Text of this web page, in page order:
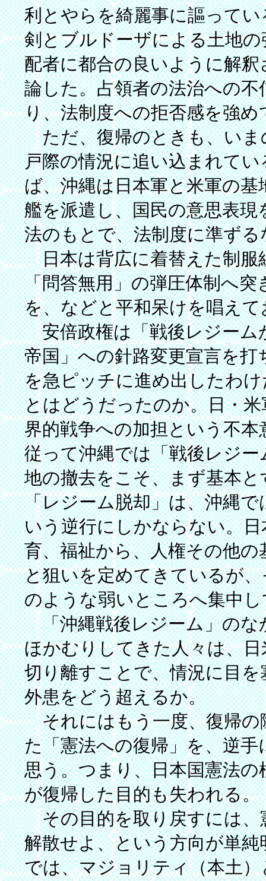
利とやらを綺麗事に謳って
剣とブルドーザによる土地
配者に都合の良いように解
論した。占領者の法治への
り、法制度への拒否感を強め
ただ、復帰のときも、いま
戸際の情況に追い込まれて
ば、沖縄は日本軍と米軍の
艦を派遣し、国民の意思表
法のもとで、法制度に準ず
日本は背広に着替えた制服
「問答無用」の弾圧体制へ
を、などと平和呆けを唱え
安倍政権は「戦後レジーム
帝国」への針路変更宣言を
を急ピッチに進め出したわ
とはどうだったのか。日・
界的戦争への加担という不
従って沖縄では「戦後レジ
地の撤去をこそ、まず基本
「レジーム脱却」は、沖縄
いう逆行にしかならない。
育、福祉から、人権その他
と狙いを定めてきているが
のような弱いところへ集中
「沖縄戦後レジーム」のな
ほかむりしてきた人々は、
切り離すことで、情況に目
外患をどう超えるか。
それにはもう一度、復帰の
た「憲法への復帰」を、逆
思う。つまり、日本国憲法
が復帰した目的も失われる。
その目的を取り戻すには、
解散せよ、という方向が単
では、マジョリティ（本土